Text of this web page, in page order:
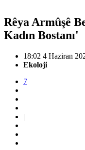
Rêya Armûşê
Kadın Bostanı'
18:02 4 Haziran
Ekoloji
7
|